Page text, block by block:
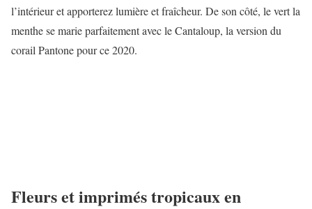
l’intérieur et apporterez lumière et fraîcheur. De son côté, le vert la
menthe se marie parfaitement avec le Cantaloup, la version du
corail Pantone pour ce 2020.
Fleurs et imprimés tropicaux en